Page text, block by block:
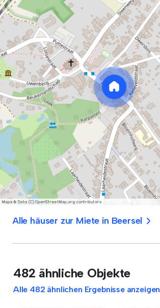
Alle häuser zur Miete in Beersel
482 ähnliche Objekte
Alle 482 ähnlichen Ergebnisse anzeigen